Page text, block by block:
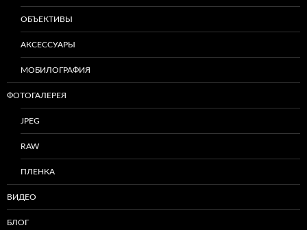
ОБЪЕКТИВЫ
АКСЕССУАРЫ
МОБИЛОГРАФИЯ
ФОТОГАЛЕРЕЯ
JPEG
RAW
ПЛЕНКА
ВИДЕО
БЛОГ